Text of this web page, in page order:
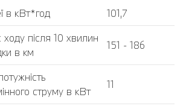
в кВт*год
101,7
після 10 хвилин
в км
151 - 186
струму в кВт
11